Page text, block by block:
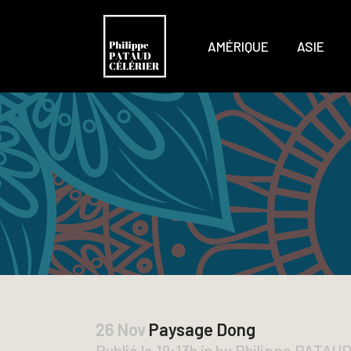
AMÉRIQUE ASIE
26 Nov Paysage Dong